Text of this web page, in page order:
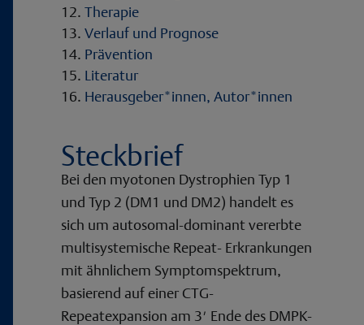
Therapie
Verlauf und Prognose
Prävention
Literatur
Herausgeber*innen, Autor*innen
Steckbrief
Bei den myotonen Dystrophien Typ 1
und Typ 2 (DM1 und DM2) handelt es
sich um autosomal-dominant vererbte
multisystemische Repeat- Erkrankungen
mit ähnlichem Symptomspektrum,
basierend auf einer CTG-
Repeatexpansion am 3′ Ende des DMPK-